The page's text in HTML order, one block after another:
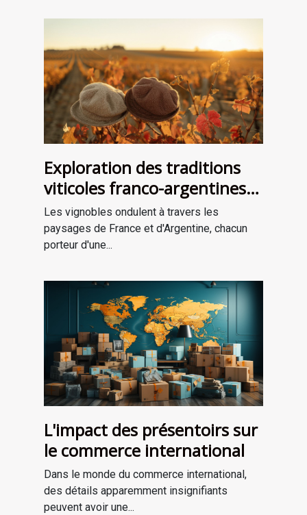
Exploration des traditions
viticoles franco-argentines
et leur influence globale
Les vignobles ondulent à travers les
paysages de France et d'Argentine, chacun
porteur d'une...
L'impact des présentoirs sur
le commerce international
Dans le monde du commerce international,
des détails apparemment insignifiants
peuvent avoir une...